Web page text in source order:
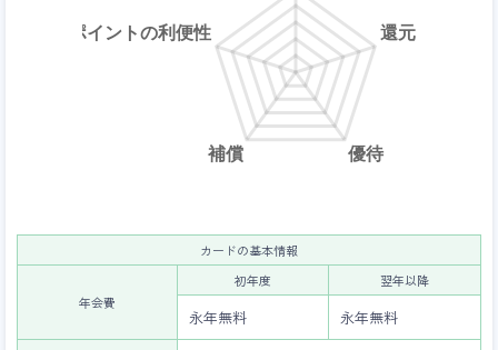
カードの基本情報
年会費
初年度 翌年以降
永年無料 永年無料